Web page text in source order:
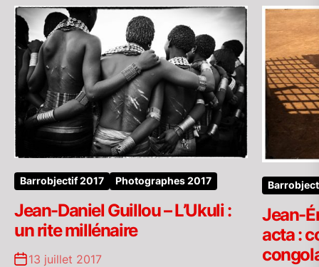
Barrobjectif 2017 Photographes 2017
Jean-Daniel Guillou – L’Ukuli :
un rite millénaire
13 juillet 2017
Jean-
acta :